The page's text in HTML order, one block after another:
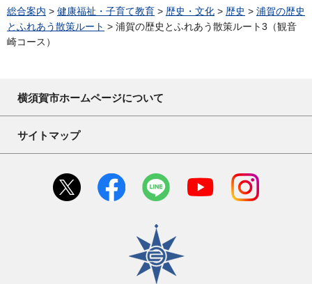
総合案内 > 健康福祉・子育て教育 > 歴史・文化 > 歴史 > 浦賀の歴史
とふれあう散策ルート > 浦賀の歴史とふれあう散策ルート3（観音
崎コース）
横須賀市ホームページについて
サイトマップ
横須賀市